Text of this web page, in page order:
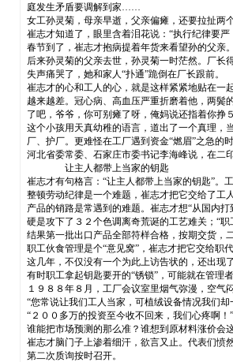
庭发生矛盾要调解到家……
女工孙灵菊，母亲早逝，父亲偏瘫，还要拉扯
崔志才知道了，眼里含着泪花说：“执行纪律要
春节到了，崔志才抱病提着年货来看望孙的父
后来孙灵菊的父亲去世，孙灵菊一时茫然。厂
失声痛哭了，她和家人“扑通”跪倒在厂长跟前。
崔志才的心和工人的心，就是这样紧紧地贴在一
越来越差。冠心病、高血压严重折磨着他，两鬓
了吧，爷爷，你可别瘫了呀，俺妈说还指着你挣
这个小孩用天真幼稚的语言，道出了一个真理，
厂、护厂。更难怪在工厂遇到资金“燃眉”之急的
河北省委常委、石家庄市委书记李海峰说，在二
让主人都带上当家的钥匙
崔志才有句格言：“让主人都带上当家的钥匙”。
整顿劳动纪律是一个难题，崔志才把它交给了工
产品的销路是常遇到的难题。崔志才想“从国内
硬是攻下了３２个色调离奇荒诞的工艺难关；“
结果第一批出口产品全部符样合格，按期交货，
职工伙食管理是个“意见窝”，崔志才把它交给职
这几年，不仅没有一个为此上访告状的，还出现
有时职工拿起钥匙要开的“锈锁”，可能就在管理
１９８８年８月，工厂会议室里烟气弥漫，空气
“您常说让我们工人当家，可植绒设备情况我们却
“２００多万的投资至今收不回来，我们心疼啊
谁能把市场预测的那么准？谁想到原材料涨价会
崔志才脑门子上渗着细汗，欲言又止。代表们愤然
第二次质询按时召开。